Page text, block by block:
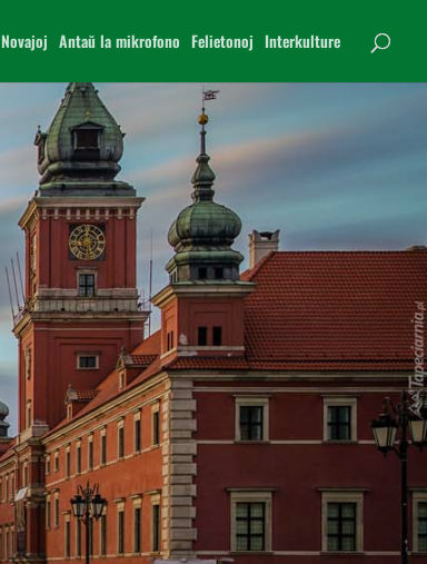
Novajoj Antaŭ la mikrofono Felietonoj Interkulture